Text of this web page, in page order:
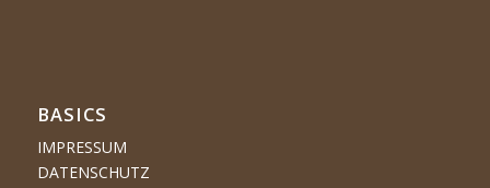
BASICS
IMPRESSUM
DATENSCHUTZ